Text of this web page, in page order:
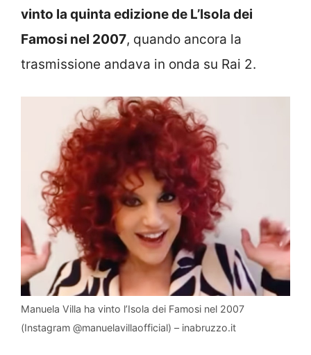
vinto la quinta edizione de L’Isola dei
Famosi nel 2007, quando ancora la
trasmissione andava in onda su Rai 2.
Manuela Villa ha vinto l’Isola dei Famosi nel 2007
(Instagram @manuelavillaofficial) – inabruzzo.it